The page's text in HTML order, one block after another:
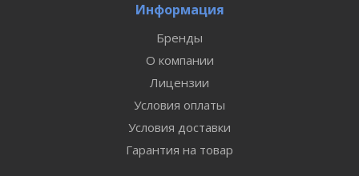
Информация
Бренды
О компании
Лицензии
Условия оплаты
Условия доставки
Гарантия на товар